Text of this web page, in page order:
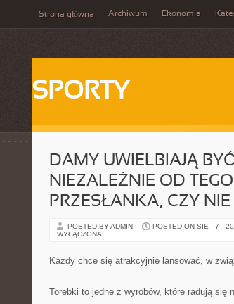
Strona główna Archiwum Ekonomia
SPORTY
DAMY UWIELBIAJĄ
NIEZALEŻNIE OD
PRZESŁANKA, CZY
POSTED BY ADMIN POSTED ON SIE - 7 -
WYŁĄCZONA
Każdy chce się atrakcyjnie lansować, w
Torebki to jedne z wyrobów, które radują się